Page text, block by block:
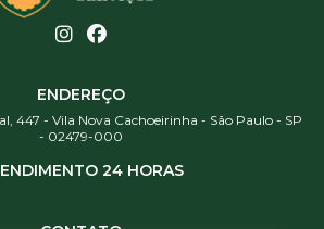
ENDEREÇO
447 - Vila Nova Cachoeirinha - São Paulo - SP
- 02479-000
24 HORAS